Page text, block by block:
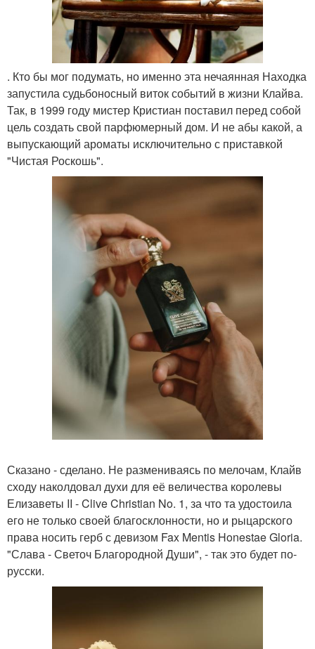
. Кто бы мог подумать, но именно эта нечаянная Находка
запустила судьбоносный виток событий в жизни Клайва.
Так, в 1999 году мистер Кристиан поставил перед собой
цель создать свой парфюмерный дом. И не абы какой, а
выпускающий ароматы исключительно с приставкой
"Чистая Роскошь".
Сказано - сделано. Не размениваясь по мелочам, Клайв
сходу наколдовал духи для её величества королевы
Елизаветы II - Clive Christian No. 1, за что та удостоила
его не только своей благосклонности, но и рыцарского
права носить герб с девизом Fax Mentis Honestae Gloria.
"Слава - Светоч Благородной Души", - так это будет по-
русски.